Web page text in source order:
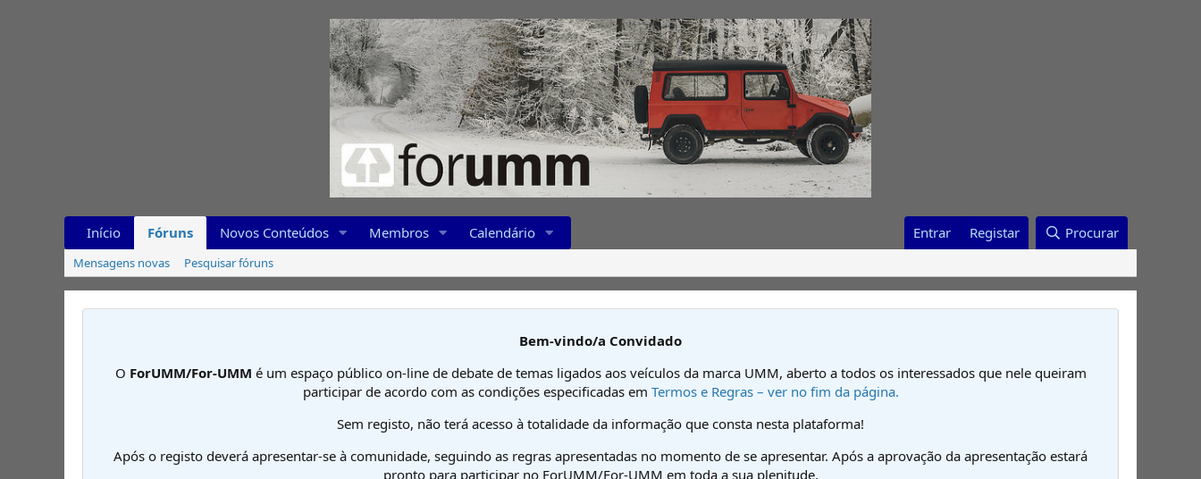
Início Fóruns Novos Conteúdos Membros Calendário Entrar Registar Procurar
Mensagens novas Pesquisar fóruns
Bem-vindo/a Convidado
O ForUMM/For-UMM é um espaço público on-line de debate de temas ligados aos veículos da marca UMM, aberto a todos os interessados que nele queiram
participar de acordo com as condições especificadas em Termos e Regras – ver no fim da página.
Sem registo, não terá acesso à totalidade da informação que consta nesta plataforma!
Após o registo deverá apresentar-se à comunidade, seguindo as regras apresentadas no momento de se apresentar. Após a aprovação da apresentação estará
pronto para participar no ForUMM/For-UMM em toda a sua plenitude.